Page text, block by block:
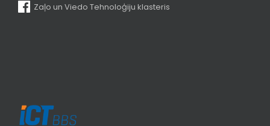
Zaļo un Viedo Tehnoloģiju klasteris